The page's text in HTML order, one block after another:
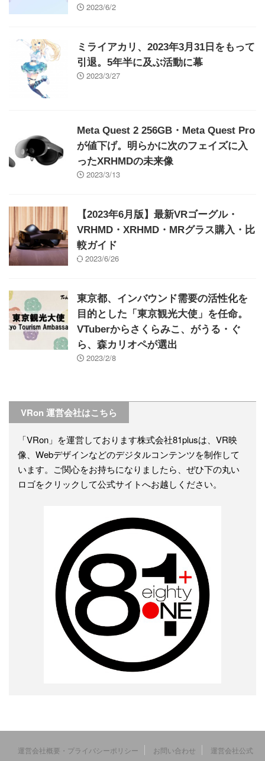
2023/6/2
ミライアカリ、2023年3月31日をもって
引退。5年半に及ぶ活動に幕
2023/3/27
Meta Quest 2 256GB・Meta Quest Pro
が値下げ。明らかに次のフェイズに入
ったXRHMDの未来像
2023/3/13
【2023年6月版】最新VRゴーグル・
VRHMD・XRHMD・MRグラス購入・比
較ガイド
2023/6/26
東京都、インバウンド需要の活性化を
目的とした「東京観光大使」を任命。
VTuberからさくらみこ、がうる・ぐ
ら、森カリオペが選出
2023/2/8
VRon 運営会社はこちら
「VRon」を運営しております株式会社81plusは、VR映
像、Webデザインなどのデジタルコンテンツを制作して
います。ご関心をお持ちになりましたら、ぜひ下の丸い
ロゴをクリックして公式サイトへお越しください。
運営会社概要・プライバシーポリシー お問い合わせ
運営会社公式